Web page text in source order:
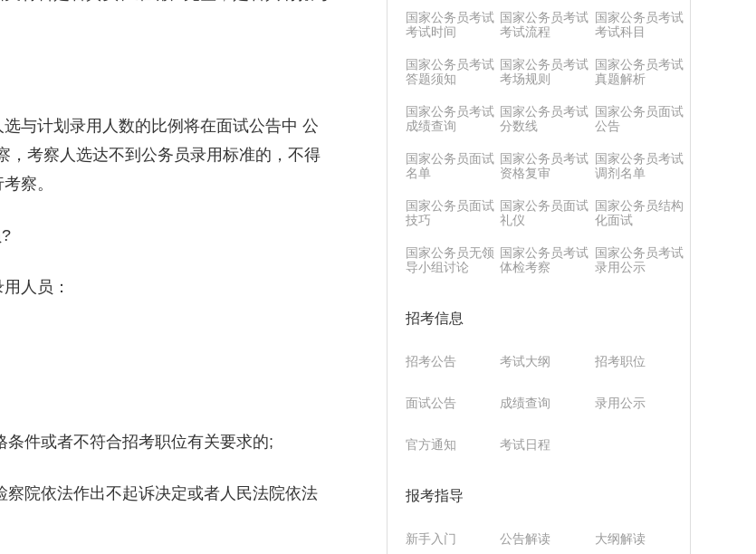
与计划录用人数的比例将在面试公告中 公
，考察人选达不到公务员录用标准的，不得
察。
人员：
件或者不符合招考职位有关要求的;
院依法作出不起诉决定或者人民法院依法
国家公务员考试
考试时间
国家公务员考试
考试流程
国家公务员考试
考试科目
国家公务员考试
答题须知
国家公务员考试
考场规则
国家公务员考试
真题解析
国家公务员考试
成绩查询
国家公务员考试
分数线
国家公务员面试
公告
国家公务员面试
名单
国家公务员考试
资格复审
国家公务员考试
调剂名单
国家公务员面试
技巧
国家公务员面试
礼仪
国家公务员结构
化面试
国家公务员无领
导小组讨论
国家公务员考试
体检考察
国家公务员考试
录用公示
招考信息
招考公告 考试大纲 招考职位
面试公告 成绩查询 录用公示
官方通知 考试日程
报考指导
新手入门 公告解读 大纲解读